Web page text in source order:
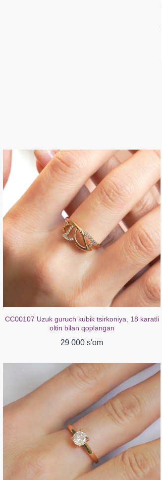
CC00564 halqali mis kubik zirkoniya 18k atirgul
oltin bilan qoplangan
29 000 s'om